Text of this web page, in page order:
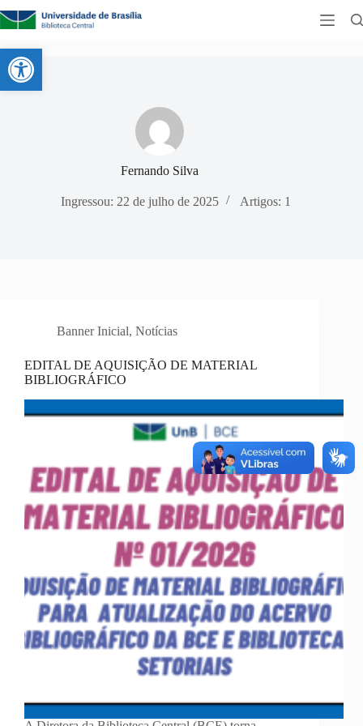
Abrir a barra de ferramentas
Fernando Silva
Ingressou: 22 de julho de 2025 Artigos: 1
Banner Inicial, Notícias
EDITAL DE AQUISIÇÃO DE MATERIAL
BIBLIOGRÁFICO